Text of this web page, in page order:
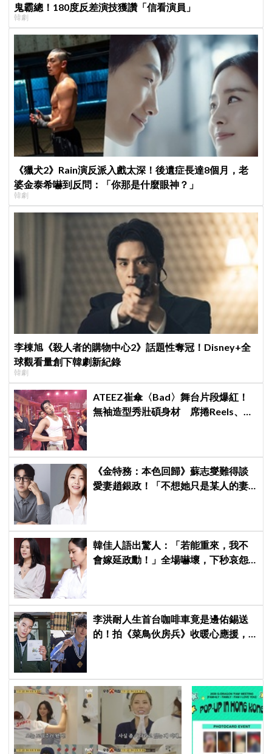
鬼霸總！180度反差演技獲讚「信看演員」
韓劇
《獵犬2》Rain演反派入戲太深！後遺症長達8個月，老
婆金泰希嚇到反問：「你那是什麼眼神？」
韓劇
李棟旭《殺人者的購物中心2》話題性奪冠！Disney+全
球觀看量創下韓劇新紀錄
韓劇
ATEEZ崔傘〈Bad〉舞台片段爆紅！
無袖造型秀壯碩身材 席捲Reels、
《金特務：本色回歸》蘇志燮難得談
愛妻趙銀政！「不想她只是某人的妻
韓佳人語出驚人：「若能重來，我不
會嫁延政勳！」全場嚇壞，下秒哀怨
李洪耐人生首台咖啡車竟是邊佑錫送
的！拍《菜鳥伙房兵》收暖心應援，